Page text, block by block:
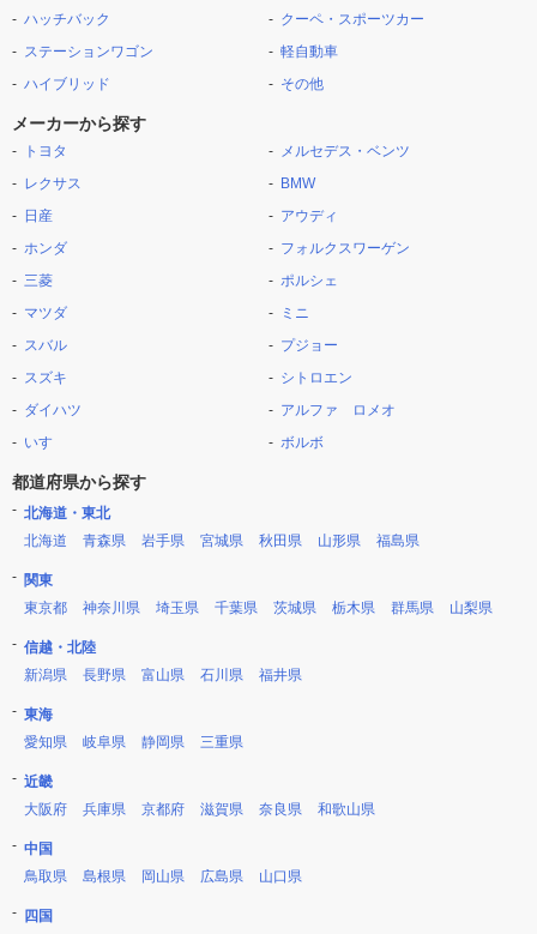
ハッチバック
ステーションワゴン
ハイブリッド
クーペ・スポーツカー
軽自動車
その他
メーカーから探す
トヨタ
レクサス
日産
ホンダ
三菱
マツダ
スバル
スズキ
ダイハツ
いすゞ
メルセデス・ベンツ
BMW
アウディ
フォルクスワーゲン
ポルシェ
ミニ
プジョー
シトロエン
アルファ ロメオ
ボルボ
都道府県から探す
北海道・東北
北海道
青森県 岩手県 宮城県 秋田県 山形県 福島県
関東
東京都
神奈川県 埼玉県 千葉県 茨城県 栃木県 群馬県 山梨県
信越・北陸
新潟県
長野県 富山県 石川県 福井県
東海
愛知県
岐阜県 静岡県 三重県
近畿
大阪府
兵庫県 京都府 滋賀県 奈良県 和歌山県
中国
鳥取県
島根県 岡山県 広島県 山口県
四国